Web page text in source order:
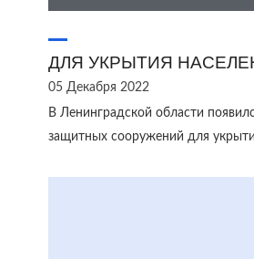
ДЛЯ УКРЫТИЯ
05 Декабря 2022
В Ленинградской области
защитных сооружений для